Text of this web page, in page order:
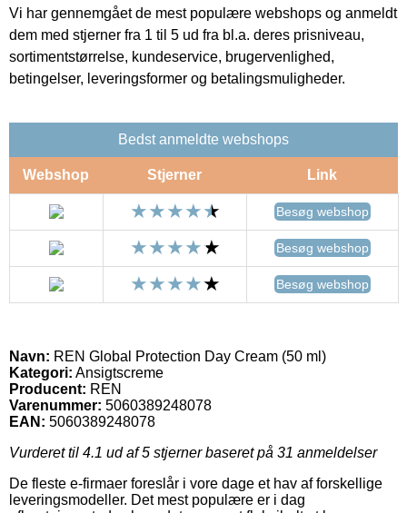
Vi har gennemgået de mest populære webshops og anmeldt
dem med stjerner fra 1 til 5 ud fra bl.a. deres prisniveau,
sortimentstørrelse, kundeservice, brugervenlighed,
betingelser, leveringsformer og betalingsmuligheder.
Bedst anmeldte webshops
Webshop Stjerner Link
Besøg webshop
Besøg webshop
Besøg webshop
Navn: REN Global Protection Day Cream (50 ml)
Kategori: Ansigtscreme
Producent: REN
Varenummer: 5060389248078
EAN: 5060389248078
Vurderet til 4.1 ud af 5 stjerner baseret på 31 anmeldelser
De fleste e-firmaer foreslår i vore dage et hav af forskellige
leveringsmodeller. Det mest populære er i dag